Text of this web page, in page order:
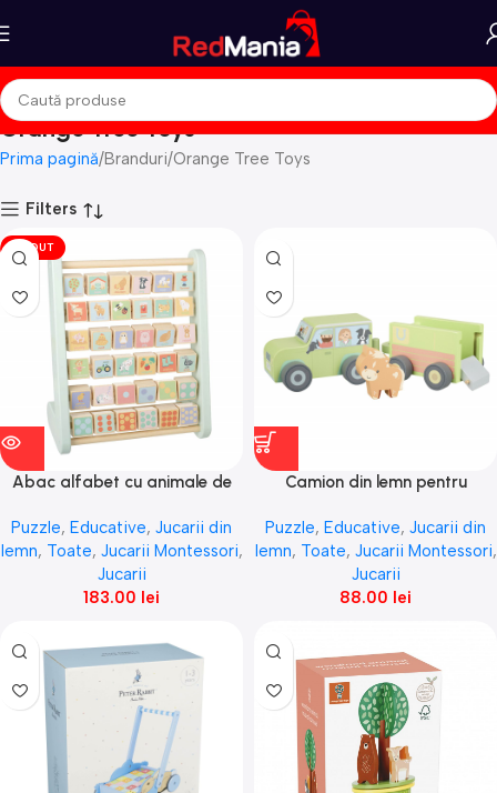
Orange Tree Toys
Prima pagină Branduri Orange Tree Toys
Filters
VÎNDUT
Abac alfabet cu animale de
Puzzle, Educative, Jucarii din
lemn, Toate, Jucarii Montessori,
Jucarii
183.00 lei
Camion din lemn pentru
Orange Tree Toys
Puzzle, Educative, Jucarii din
lemn, Toate, Jucarii Montessori,
Jucarii
88.00 lei